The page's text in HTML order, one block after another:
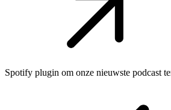
Spotify plugin om onze nieuwste podcast